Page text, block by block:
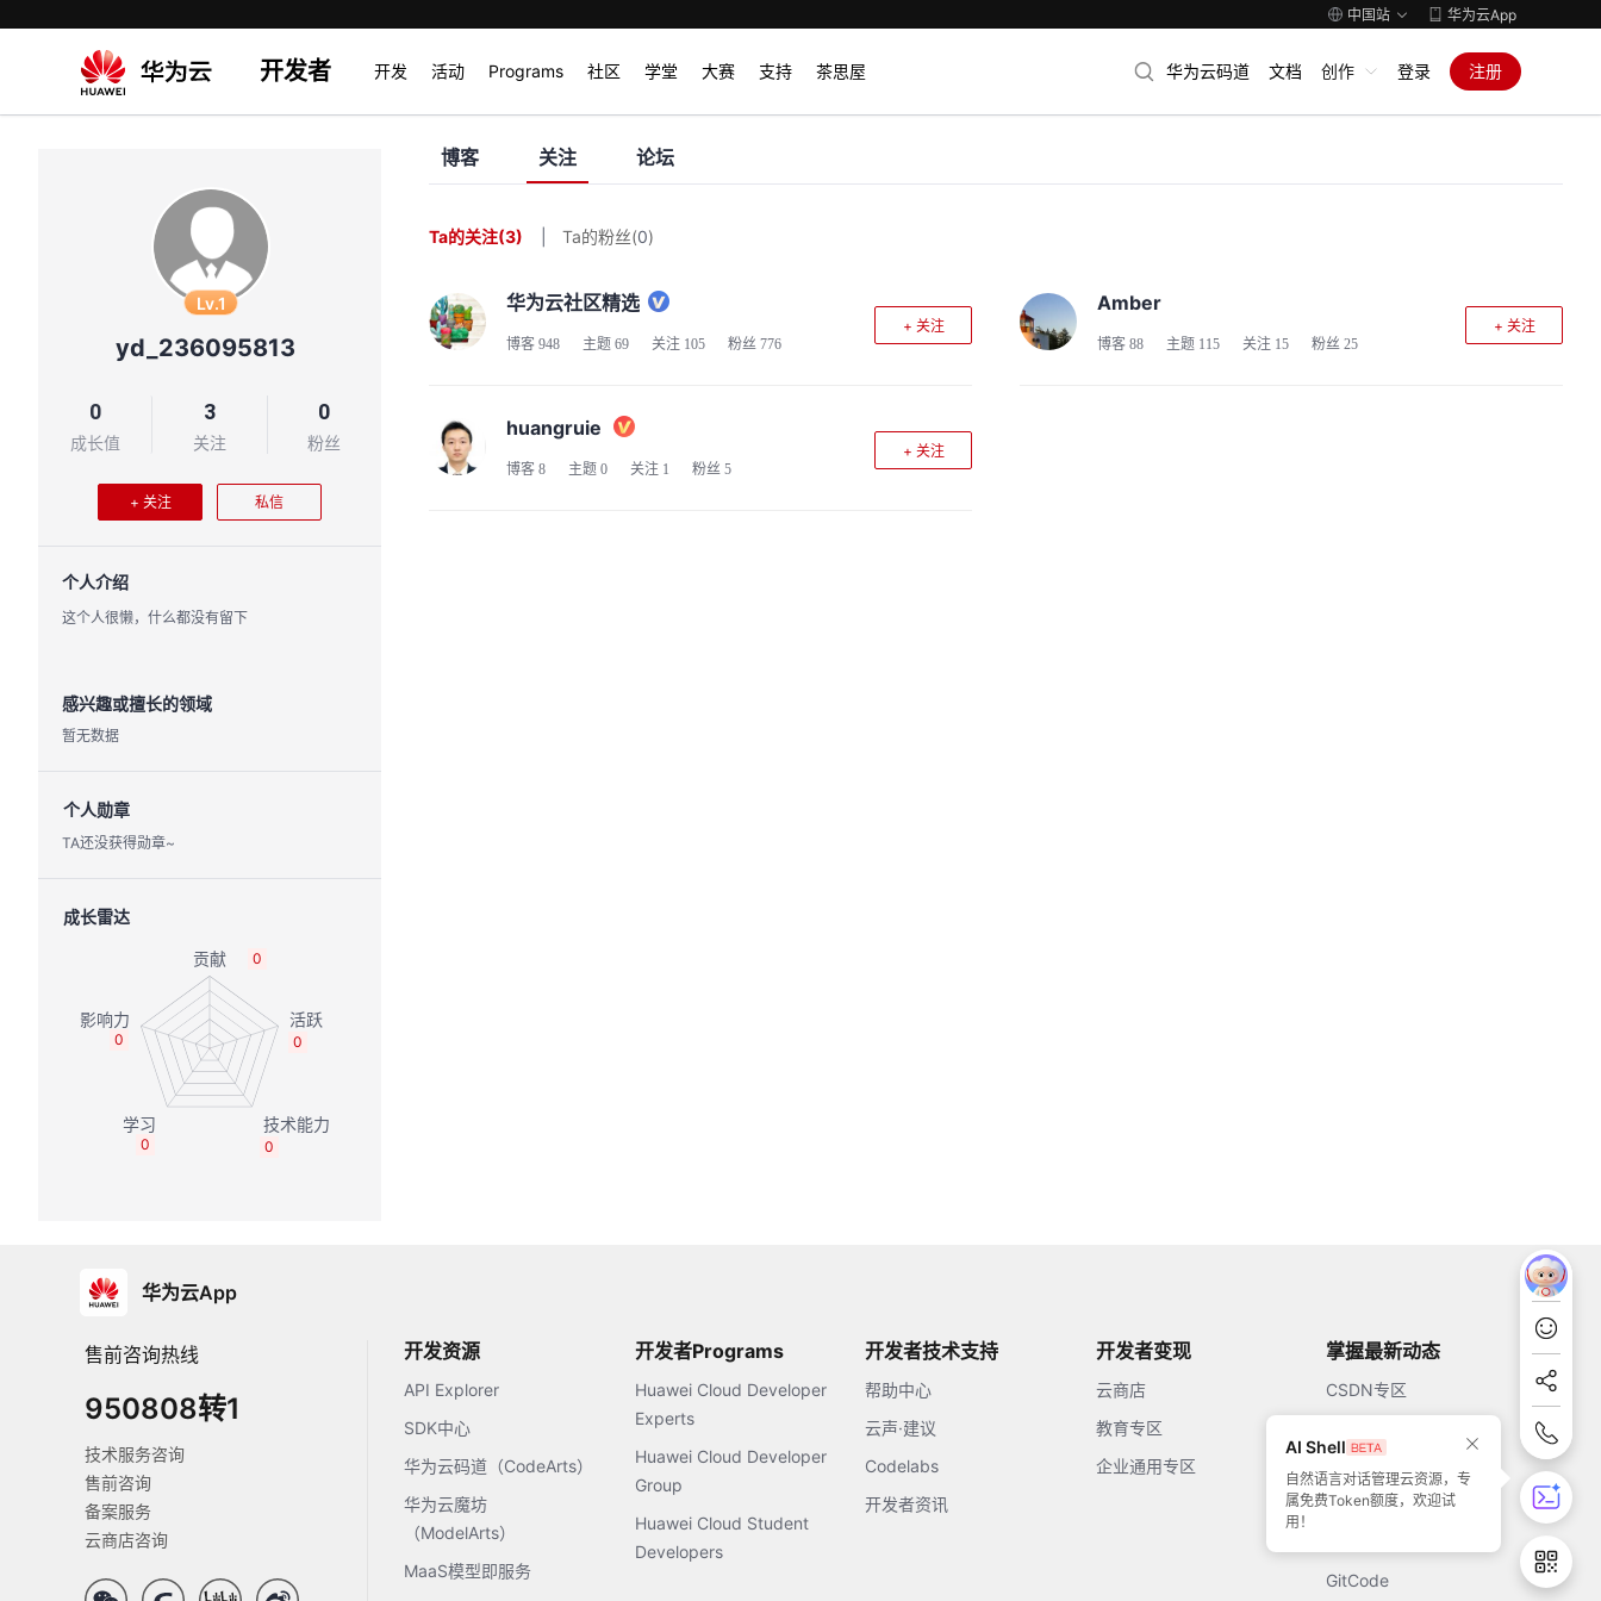
中国站 华为云App
开发者 开发 活动 Programs 社区 学堂 大赛 支持 茶思屋 华为云码道 文档 创作 登录 注册
Lv.1
yd_236095813
0
成长值
3
关注
0
粉丝
+ 关注 私信
个人介绍
这个人很懒，什么都没有留下
感兴趣或擅长的领域
暂无数据
个人勋章
TA还没获得勋章~
成长雷达
0
0
0
0
0
博客 关注 论坛
Ta的关注(3) Ta的粉丝(0)
华为云社区精选
博客 948 主题 69 关注 105 粉丝 776
+ 关注
Amber
博客 88 主题 115 关注 15 粉丝 25
+ 关注
huangruie
博客 8 主题 0 关注 1 粉丝 5
+ 关注
华为云App
售前咨询热线
950808转1
技术服务咨询
售前咨询
备案服务
云商店咨询
开发资源
API Explorer
SDK中心
华为云码道（CodeArts）
华为云魔坊
（ModelArts）
MaaS模型即服务
开发者Programs
Huawei Cloud Developer
Experts
Huawei Cloud Developer
Group
Huawei Cloud Student
Developers
开发者技术支持
帮助中心
云声·建议
Codelabs
开发者资讯
开发者变现
云商店
教育专区
企业通用专区
掌握最新动态
CSDN专区
51CTO
GitCode
AI Shell
自然语言对话管理云资源，专
属免费Token额度，欢迎试
用！